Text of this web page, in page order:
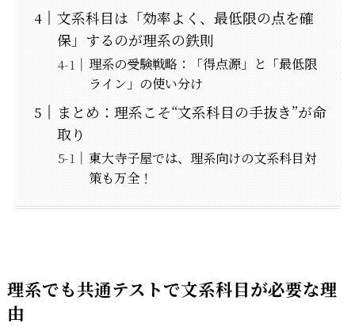
文系科目は「効率よく、最低限の点を確
保」するのが理系の鉄則
理系の受験戦略：「得点源」と「最低限
ライン」の使い分け
まとめ：理系こそ“文系科目の手抜き”が命
取り
東大寺子屋では、理系向けの文系科目対
策も万全！
理系でも共通テストで文系科目が必要な理
由